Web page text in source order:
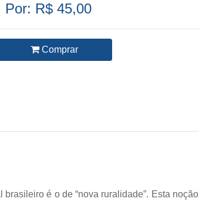
Por: R$ 45,00
Comprar
é o de “nova ruralidade”. Esta